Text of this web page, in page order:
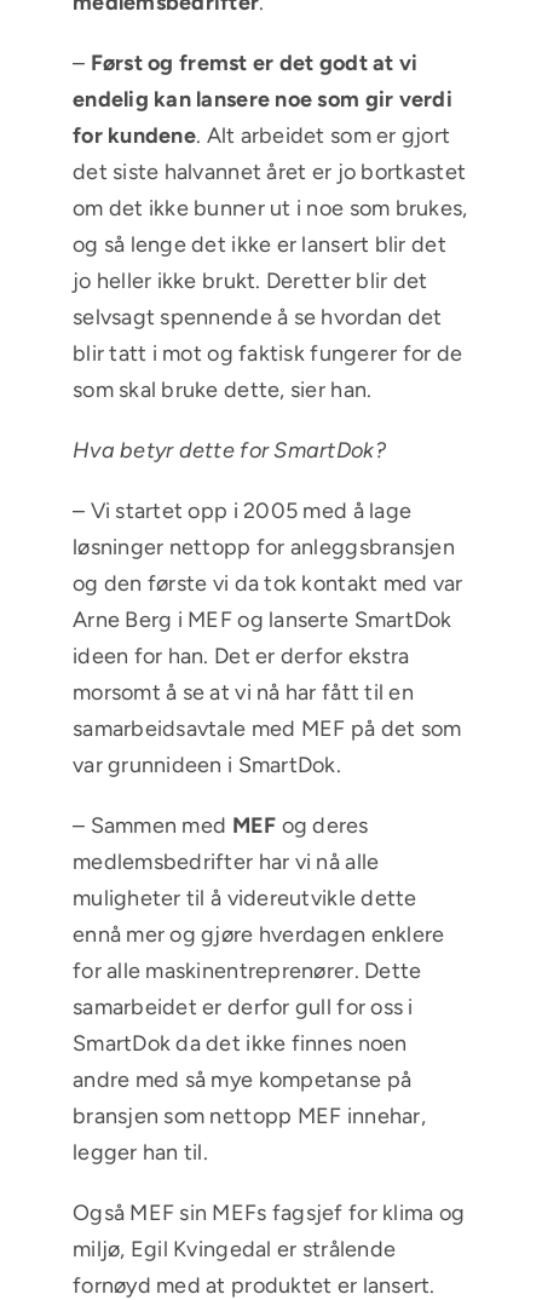
– Først og fremst er det godt at vi
endelig kan lansere noe som gir verdi
for kundene. Alt arbeidet som er gjort
det siste halvannet året er jo bortkastet
om det ikke bunner ut i noe som brukes,
og så lenge det ikke er lansert blir det
jo heller ikke brukt. Deretter blir det
selvsagt spennende å se hvordan det
blir tatt i mot og faktisk fungerer for de
som skal bruke dette, sier han.
Hva betyr dette for SmartDok?
– Vi startet opp i 2005 med å lage
løsninger nettopp for anleggsbransjen
og den første vi da tok kontakt med var
Arne Berg i MEF og lanserte SmartDok
ideen for han. Det er derfor ekstra
morsomt å se at vi nå har fått til en
samarbeidsavtale med MEF på det som
var grunnideen i SmartDok.
– Sammen med MEF og deres
medlemsbedrifter har vi nå alle
muligheter til å videreutvikle dette
ennå mer og gjøre hverdagen enklere
for alle maskinentreprenører. Dette
samarbeidet er derfor gull for oss i
SmartDok da det ikke finnes noen
andre med så mye kompetanse på
bransjen som nettopp MEF innehar,
legger han til.
Også MEF sin MEFs fagsjef for klima og
miljø, Egil Kvingedal er strålende
fornøyd med at produktet er lansert.